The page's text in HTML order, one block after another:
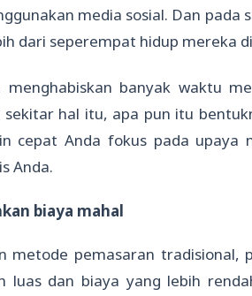
media sosial. Dan pada
dari seperempat hidup mereka
menghabiskan banyak waktu
hal itu, apa pun itu
cepat Anda fokus pada upaya
Anda.
biaya mahal
metode pemasaran tradisional,
luas dan biaya yang lebih